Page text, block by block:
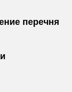
перечня